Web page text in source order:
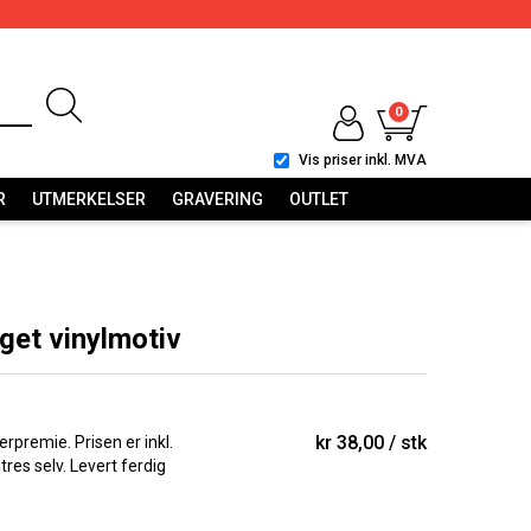
0
Vis priser inkl. MVA
UTMERKELSER GRAVERING OUTLET
vinylmotiv
Prisen er inkl.
selv. Levert ferdig
kr 38,00 stk